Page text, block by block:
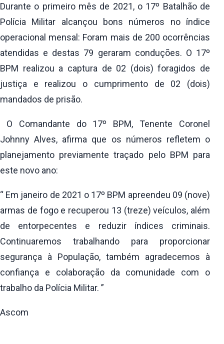
Durante o primeiro mês de 2021, o 17º Batalhão de
Polícia Militar alcançou bons números no índice
operacional mensal: Foram mais de 200 ocorrências
atendidas e destas 79 geraram conduções. O 17º
BPM realizou a captura de 02 (dois) foragidos de
justiça e realizou o cumprimento de 02 (dois)
mandados de prisão.
O Comandante do 17º BPM, Tenente Coronel
Johnny Alves, afirma que os números refletem o
planejamento previamente traçado pelo BPM para
este novo ano:
“ Em janeiro de 2021 o 17º BPM apreendeu 09 (nove)
armas de fogo e recuperou 13 (treze) veículos, além
de entorpecentes e reduzir índices criminais.
Continuaremos trabalhando para proporcionar
segurança à População, também agradecemos à
confiança e colaboração da comunidade com o
trabalho da Polícia Militar. ”
Ascom